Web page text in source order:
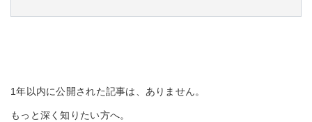
1年以内に公開された記事は、ありません。
もっと深く知りたい方へ。